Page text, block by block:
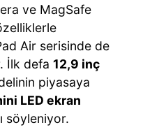
ve MagSafe
Air serisinde de
İlk defa 12,9 inç
piyasaya
LED ekran
söyleniyor.